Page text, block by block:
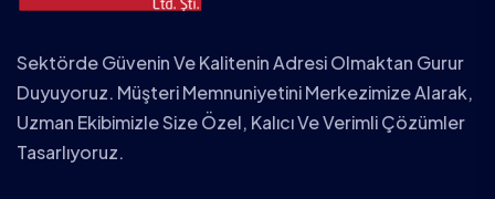
Sektörde Güvenin Ve Kalitenin Adresi Olmaktan Gurur
Duyuyoruz. Müşteri Memnuniyetini Merkezimize Alarak,
Uzman Ekibimizle Size Özel, Kalıcı Ve Verimli Çözümler
Tasarlıyoruz.